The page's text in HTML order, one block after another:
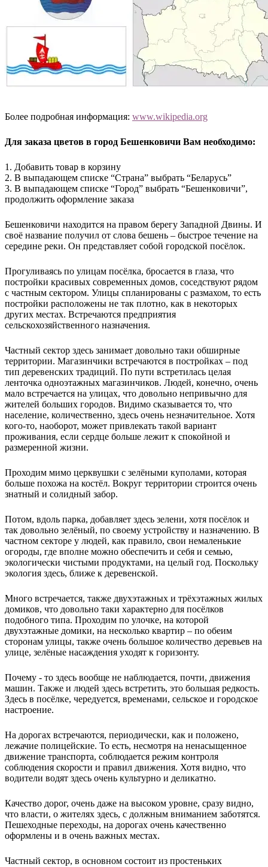
Более подробная информация: www.wikipedia.org
Для заказа цветов в город Бешенковичи Вам необходимо:
1. Добавить товар в корзину
2. В выпадающем списке “Страна” выбрать “Беларусь”
3. В выпадающем списке “Город” выбрать “Бешенковичи”,
продолжить оформление заказа
Бешенковичи находится на правом берегу Западной Двины. И
своё название получил от слова бешень – быстрое течение на
середине реки. Он представляет собой городской посёлок.
Прогуливаясь по улицам посёлка, бросается в глаза, что
постройки красивых современных домов, соседствуют рядом
с частным сектором. Улицы спланированы с размахом, то есть
постройки расположены не так плотно, как в некоторых
других местах. Встречаются предприятия
сельскохозяйственного назначения.
Частный сектор здесь занимает довольно таки обширные
территории. Магазинчики встречаются в постройках – под
тип деревенских традиций. По пути встретилась целая
ленточка одноэтажных магазинчиков. Людей, конечно, очень
мало встречается на улицах, что довольно непривычно для
жителей больших городов. Видимо сказывается то, что
население, количественно, здесь очень незначительное. Хотя
кого-то, наоборот, может привлекать такой вариант
проживания, если сердце больше лежит к спокойной и
размеренной жизни.
Проходим мимо церквушки с зелёными куполами, которая
больше похожа на костёл. Вокруг территории строится очень
знатный и солидный забор.
Потом, вдоль парка, добавляет здесь зелени, хотя посёлок и
так довольно зелёный, по своему устройству и назначению. В
частном секторе у людей, как правило, свои немаленькие
огороды, где вполне можно обеспечить и себя и семью,
экологически чистыми продуктами, на целый год. Поскольку
экология здесь, ближе к деревенской.
Много встречается, также двухэтажных и трёхэтажных жилых
домиков, что довольно таки характерно для посёлков
подобного типа. Проходим по улочке, на которой
двухэтажные домики, на несколько квартир – по обеим
сторонам улицы, также очень большое количество деревьев на
улице, зелёные насаждения уходят к горизонту.
Почему - то здесь вообще не наблюдается, почти, движения
машин. Также и людей здесь встретить, это большая редкость.
Здесь в посёлке, чередуется, временами, сельское и городское
настроение.
На дорогах встречаются, периодически, как и положено,
лежачие полицейские. То есть, несмотря на ненасыщенное
движение транспорта, соблюдается режим контроля
соблюдения скорости и правил движения. Хотя видно, что
водители водят здесь очень культурно и деликатно.
Качество дорог, очень даже на высоком уровне, сразу видно,
что власти, о жителях здесь, с должным вниманием заботятся.
Пешеходные переходы, на дорогах очень качественно
оформлены и в очень важных местах.
Частный сектор, в основном состоит из простеньких